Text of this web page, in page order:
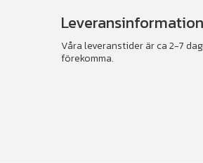
Leveransinformation
Våra leveranstider är ca 2-7
förekomma.